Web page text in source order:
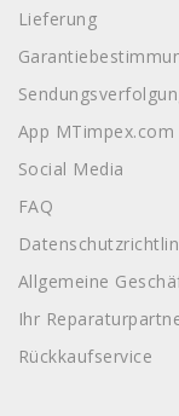
Lieferung
App MTimpex.com
Social Media
FAQ
Allgemeine
Ihr
Rückkaufservice